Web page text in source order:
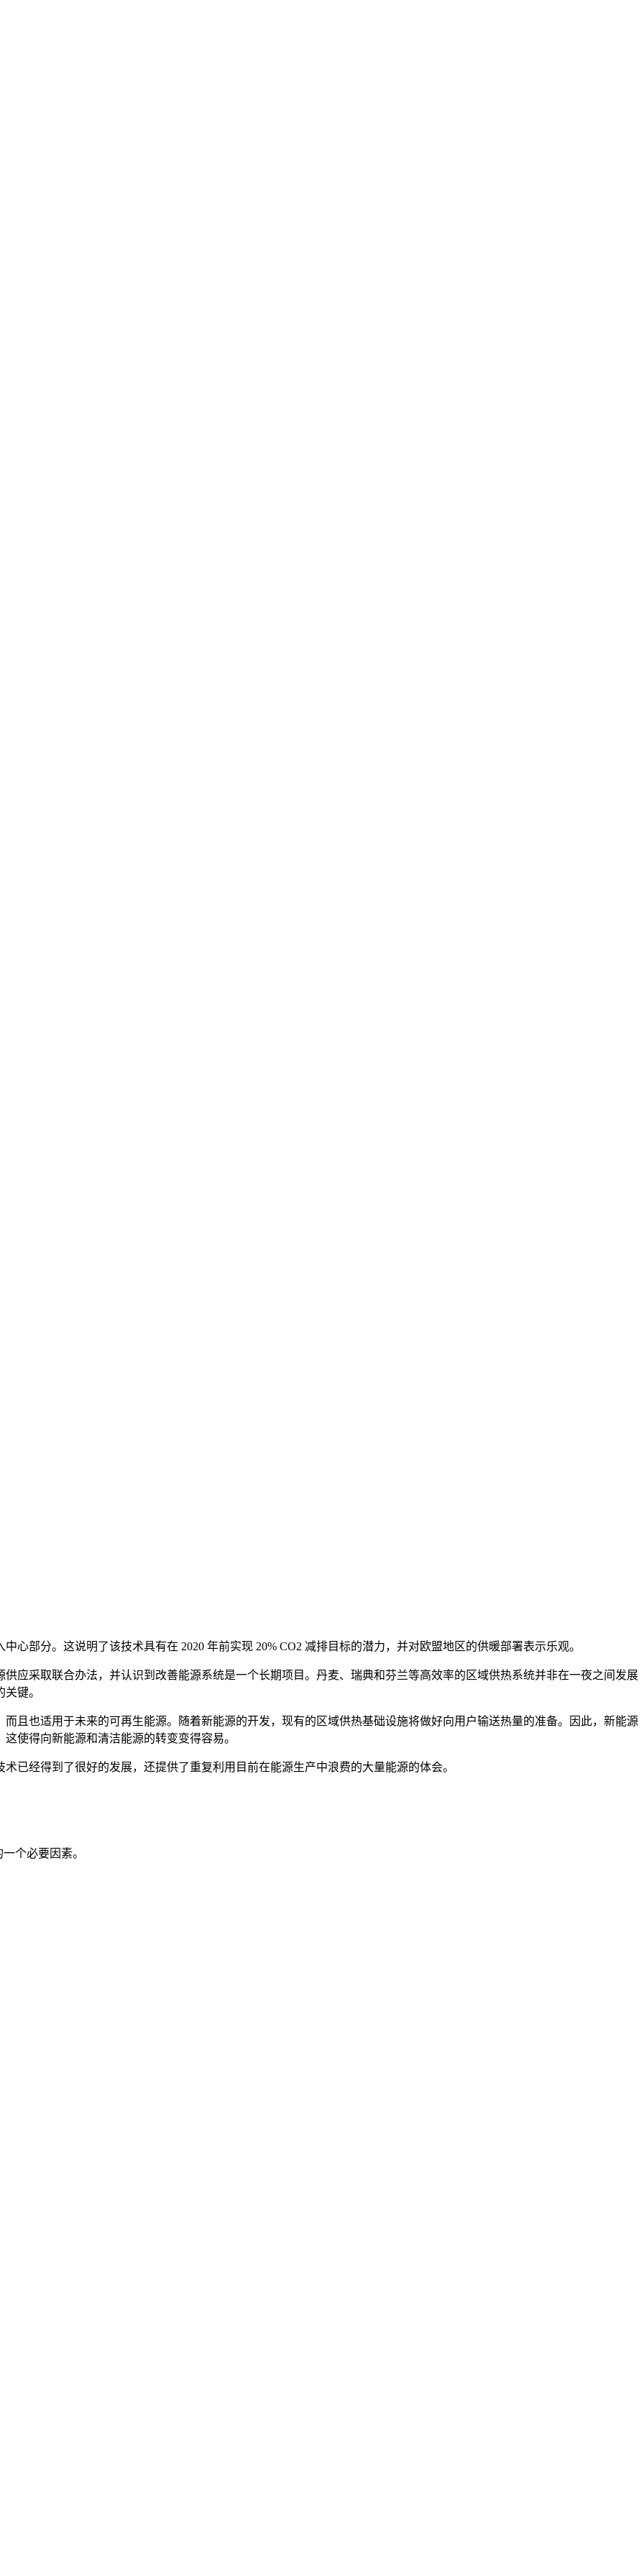
心部分。这说明了该技术具有在 2020 年前实现 20% CO2 减排目标的潜力，并对欧盟地区的供暖部署表示乐观。
应采取联合办法，并认识到改善能源系统是一个长期项目。丹麦、瑞典和芬兰等高效率的区域供热系统并非在一夜之间发展
键。
且也适用于未来的可再生能源。随着新能源的开发，现有的区域供热基础设施将做好向用户输送热量的准备。因此，新能源
使得向新能源和清洁能源的转变变得容易。
已经得到了很好的发展，还提供了重复利用目前在能源生产中浪费的大量能源的体会。
个必要因素。